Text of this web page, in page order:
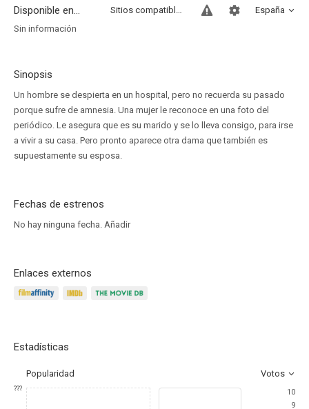
Disponible en... España
Sitios compatibles
Sin información
Sinopsis
Un hombre se despierta en un hospital, pero no recuerda su pasado
porque sufre de amnesia. Una mujer le reconoce en una foto del
periódico. Le asegura que es su marido y se lo lleva consigo, para irse
a vivir a su casa. Pero pronto aparece otra dama que también es
supuestamente su esposa.
Fechas de estrenos
No hay ninguna fecha. Añadir
Enlaces externos
Estadísticas
Popularidad Votos
???
10
9